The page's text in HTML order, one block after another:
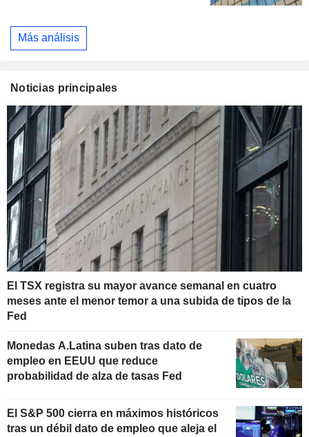
Más análisis
Noticias principales
El TSX registra su mayor avance semanal en cuatro
meses ante el menor temor a una subida de tipos de la
Fed
Monedas A.Latina suben tras dato de
empleo en EEUU que reduce
probabilidad de alza de tasas Fed
El S&P 500 cierra en máximos históricos
tras un débil dato de empleo que aleja el